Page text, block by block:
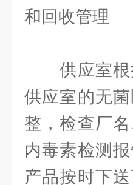
和回收管理
供应室根
供应室的无
整，检查厂
内毒素检测
产品按时下